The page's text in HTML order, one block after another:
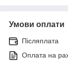
Умови оплати
Післяплата
Оплата на